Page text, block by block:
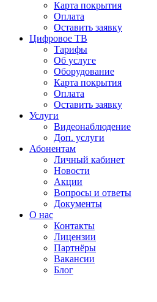
Карта покрытия
Оплата
Оставить заявку
Цифровое ТВ
Тарифы
Об услуге
Оборудование
Карта покрытия
Оплата
Оставить заявку
Услуги
Видеонаблюдение
Доп. услуги
Абонентам
Личный кабинет
Новости
Акции
Вопросы и ответы
Документы
О нас
Контакты
Лицензии
Партнёры
Вакансии
Блог